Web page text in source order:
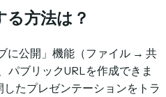
方法は？
に公開」機能（ファイル → 共
ブリックURLを作成できま
たプレゼンテーションをトラ